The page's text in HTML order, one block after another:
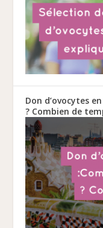
Don d’ovocytes
? Combien de